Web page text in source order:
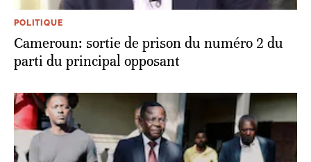
POLITIQUE
Cameroun: sortie de prison du numéro 2 du
parti du principal opposant